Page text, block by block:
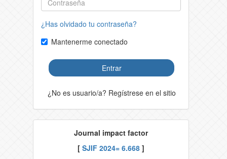
¿Has olvidado tu contraseña?
Mantenerme conectado
Entrar
¿No es usuario/a? Regístrese en el sitio
Journal impact factor
[ SJIF 2024= 6.668 ]